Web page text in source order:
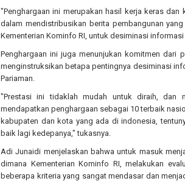
"Penghargaan ini merupakan hasil kerja keras dan
dalam mendistribusikan berita pembangunan
Kementerian Kominfo RI, untuk desiminasi informasi
Penghargaan ini juga menunjukan komitmen dari
menginstruksikan betapa pentingnya desiminasi
Pariaman.
"Prestasi ini tidaklah mudah untuk diraih, dan
mendapatkan penghargaan sebagai 10 terbaik
kabupaten dan kota yang ada di indonesia,
baik lagi kedepanya," tukasnya.
Adi Junaidi menjelaskan bahwa untuk masuk
dimana Kementerian Kominfo RI, melakukan
beberapa kriteria yang sangat mendasar dan